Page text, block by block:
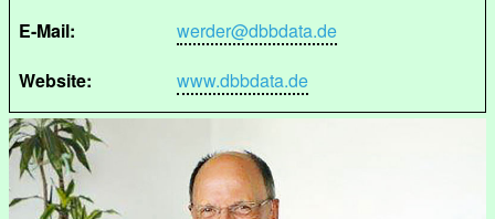
E-Mail:
werder@dbbdata.de
Website:
www.dbbdata.de